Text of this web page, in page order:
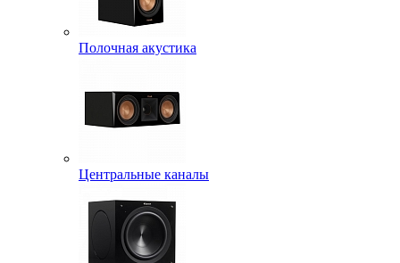
Полочная акустика
Центральные каналы